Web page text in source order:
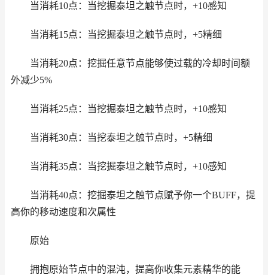
当消耗10点：当挖掘泰坦之触节点时，+10感知
当消耗15点：当挖掘泰坦之触节点时，+5精细
当消耗20点：挖掘任意节点能够使过载的冷却时间额
外减少5%
当消耗25点：当挖掘泰坦之触节点时，+10感知
当消耗30点：当挖泰坦之触节点时，+5精细
当消耗35点：当挖掘泰坦之触节点时，+10感知
当消耗40点：挖掘泰坦之触节点赋予你一个BUFF，提
高你的移动速度和次属性
原始
拥抱原始节点中的混沌，提高你收集元素精华的能